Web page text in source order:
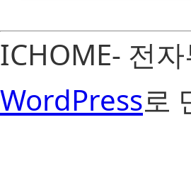
ICHOME- 전
WordPress로